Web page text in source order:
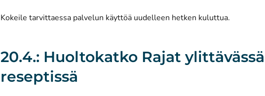
Kokeile tarvittaessa palvelun käyttöä uudelleen hetken kuluttua.
20.4.: Huoltokatko Rajat ylittävässä
reseptissä